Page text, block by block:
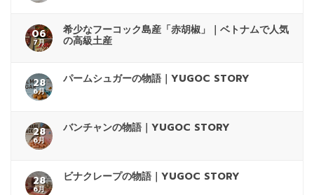
06
7月
希少なフーコック島産「赤胡椒」｜ベトナムで人気
の高級土産
28
6月
パームシュガーの物語｜YUGOC STORY
28
6月
バンチャンの物語｜YUGOC STORY
28
6月
ビナクレープの物語｜YUGOC STORY